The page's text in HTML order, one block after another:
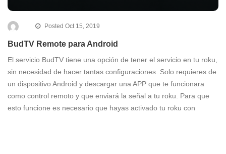
Posted Oct 15, 2019
BudTV Remote para Android
El servicio BudTV tiene una opción de tener el servicio en tu roku,
sin necesidad de hacer tantas configuraciones. Solo requieres de
un dispositivo Android y descargar una APP que te funcionara
como control remoto y que enviará la señal a tu roku. Para que
esto funcione es necesario que hayas activado tu roku con